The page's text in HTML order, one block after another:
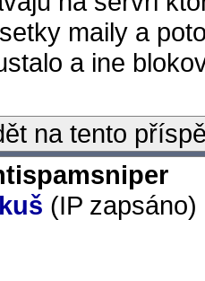
maily a
a ine
na tento
(IP zapsáno)